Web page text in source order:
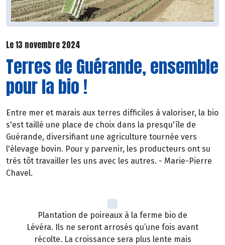
Le 13 novembre 2024
Terres de Guérande, ensemble
pour la bio !
Entre mer et marais aux terres difficiles à valoriser, la bio
s'est taillé une place de choix dans la presqu'île de
Guérande, diversifiant une agriculture tournée vers
l'élevage bovin. Pour y parvenir, les producteurs ont su
très tôt travailler les uns avec les autres. - Marie-Pierre
Chavel.
Plantation de poireaux à la ferme bio de
Lévéra. Ils ne seront arrosés qu’une fois avant
récolte. La croissance sera plus lente mais